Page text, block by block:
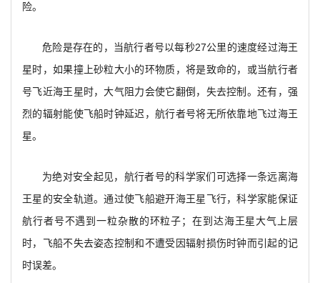
险。
危险是存在的，当航行者号以每秒27公里的速度经过海王
星时，如果撞上砂粒大小的环物质，将是致命的，或当航行者
号飞近海王星时，大气阻力会使它翻倒，失去控制。还有，强
烈的辐射能使飞船时钟延迟，航行者号将无所依靠地飞过海王
星。
为绝对安全起见，航行者号的科学家们可选择一条远离海
王星的安全轨道。通过使飞船避开海王星飞行，科学家能保证
航行者号不遇到一粒杂散的环粒子；在到达海王星大气上层
时，飞船不失去姿态控制和不遭受因辐射损伤时钟而引起的记
时误差。